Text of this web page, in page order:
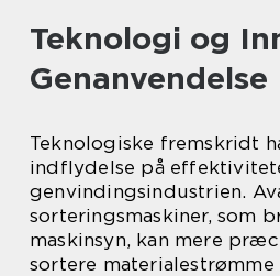
Teknologi og
Genanvendelse
Teknologiske fremskridt
indflydelse på
genvindingsindustrien.
sorteringsmaskiner, som
maskinsyn, kan mere
sortere materialestrømme